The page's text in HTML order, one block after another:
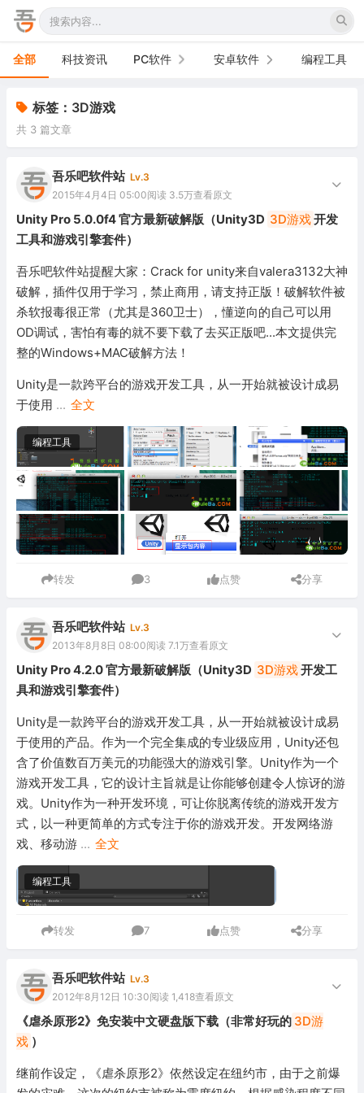
全部 科技资讯 PC软件
办公软件
网络软件
图形图像
游戏娱乐
安全防御
系统下载
系统工具
安卓软件
手机软件
电视软件
车机软件
编程工具
标签：3D游戏
共 3 篇文章
吾乐吧软件站 Lv.3
2015年4月4日 05:00阅读 3.5万查看原文
Unity Pro 5.0.0f4 官方最新破解版（Unity3D 3D游戏开发
工具和游戏引擎套件）
吾乐吧软件站提醒大家：Crack for unity来自valera3132大神
破解，插件仅用于学习，禁止商用，请支持正版！破解软件被
杀软报毒很正常（尤其是360卫士），懂逆向的自己可以用
OD调试，害怕有毒的就不要下载了去买正版吧...本文提供完
整的Windows+MAC破解方法！
Unity是一款跨平台的游戏开发工具，从一开始就被设计成易
于使用 ... 全文
编程工具
转发 3 点赞 分享
吾乐吧软件站 Lv.3
2013年8月8日 08:00阅读 7.1万查看原文
Unity Pro 4.2.0 官方最新破解版（Unity3D 3D游戏开发工
具和游戏引擎套件）
Unity是一款跨平台的游戏开发工具，从一开始就被设计成易
于使用的产品。作为一个完全集成的专业级应用，Unity还包
含了价值数百万美元的功能强大的游戏引擎。Unity作为一个
游戏开发工具，它的设计主旨就是让你能够创建令人惊讶的游
戏。Unity作为一种开发环境，可让你脱离传统的游戏开发方
式，以一种更简单的方式专注于你的游戏开发。开发网络游
戏、移动游 ... 全文
编程工具
转发 7 点赞 分享
吾乐吧软件站 Lv.3
2012年8月12日 10:30阅读 1,418查看原文
《虐杀原形2》免安装中文硬盘版下载（非常好玩的 3D游
戏 ）
继前作设定，《虐杀原形2》依然设定在纽约市，由于之前爆